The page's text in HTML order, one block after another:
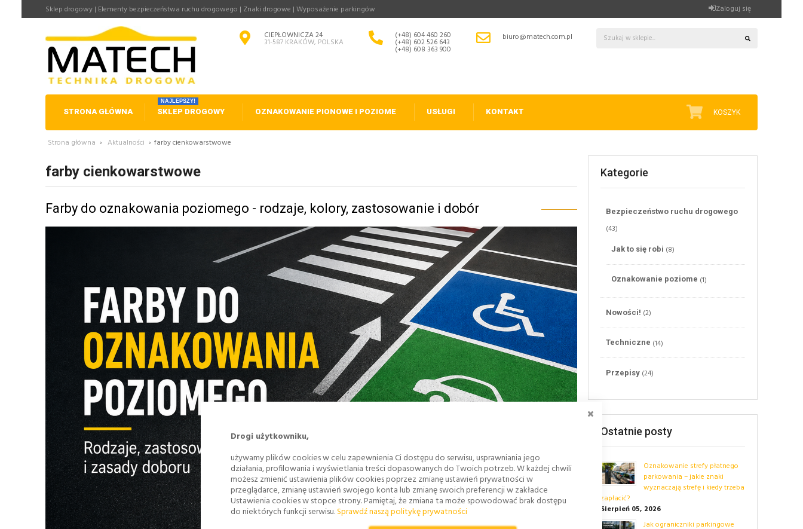
Drogi użytkowniku,
używamy plików cookies w celu zapewnienia Ci dostępu do serwisu, usprawniania jego
działania, profilowania i wyświetlania treści dopasowanych do Twoich potrzeb. W każdej chwili
możesz zmienić ustawienia plików cookies poprzez zmianę ustawień prywatności w
przeglądarce, zmianę ustawień swojego konta lub zmianę swoich preferencji w zakładce
Ustawienia cookies w stopce strony. Pamiętaj, że zmiana ta może spowodować brak dostępu
do niektórych funkcji serwisu.Sprawdź naszą politykę prywatności
Sklep drogowy | Elementy bezpieczeństwa ruchu drogowego | Znaki drogowe | Wyposażenie parkingów Zaloguj się
CIEPŁOWNICZA 24
31-587 KRAKÓW, POLSKA
(+48) 604 460 260
(+48) 602 526 643
(+48) 608 363 900
biuro@matech.com.pl
STRONA GŁÓWNA SKLEP DROGOWY
NAJLEPSZY!
OZNAKOWANIE PIONOWE I POZIOME USŁUGI KONTAKT KOSZYK
Strona główna › Aktualności › farby cienkowarstwowe
farby cienkowarstwowe
Farby do oznakowania poziomego - rodzaje, kolory, zastosowanie i dobór
Kategorie
Bezpieczeństwo ruchu drogowego
(43)
Jak to się robi (8)
Oznakowanie poziome (1)
Nowości! (2)
Techniczne (14)
Przepisy(24)
Ostatnie posty
Oznakowanie strefy płatnego
parkowania – jakie znaki
wyznaczają strefę i kiedy trzeba
zapłacić?
Sierpień 05, 2026
Jak ograniczniki parkingowe